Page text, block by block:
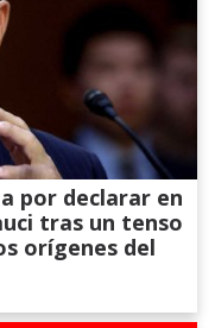
por declarar en
tras un tenso
orígenes del